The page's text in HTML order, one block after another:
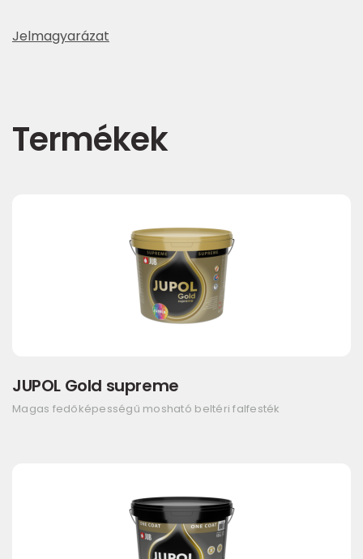
Jelmagyarázat
Termékek
JUPOL Gold supreme
Magas fedőképességű mosható beltéri falfesték